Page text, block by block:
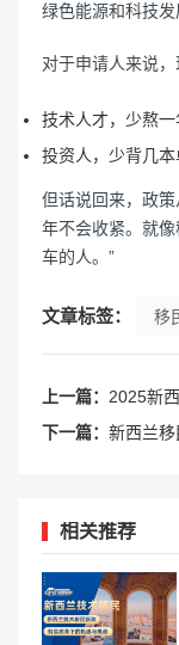
绿色能源和科技发
对于申请人来说，
技术人才，少熬一
投资人，少背几本
但话说回来，政
年不会收紧。就
车的人。”
文章标签： 移
上一篇： 2025新西兰
下一篇： 新西兰移民
相关推荐